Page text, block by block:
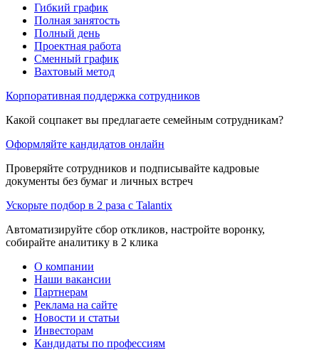
Гибкий график
Полная занятость
Полный день
Проектная работа
Сменный график
Вахтовый метод
Корпоративная поддержка сотрудников
Какой соцпакет вы предлагаете семейным сотрудникам?
Оформляйте кандидатов онлайн
Проверяйте сотрудников и подписывайте кадровые
документы без бумаг и личных встреч
Ускорьте подбор в 2 раза с Talantix
Автоматизируйте сбор откликов, настройте воронку,
собирайте аналитику в 2 клика
О компании
Наши вакансии
Партнерам
Реклама на сайте
Новости и статьи
Инвесторам
Кандидаты по профессиям